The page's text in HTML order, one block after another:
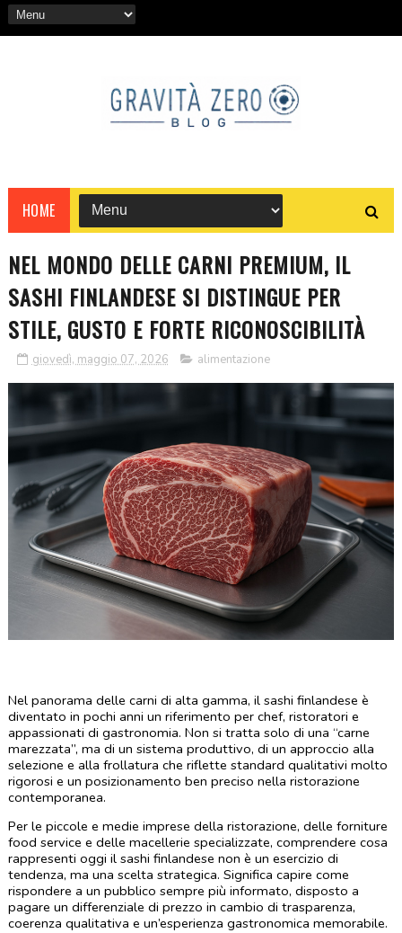
HOME
NEL MONDO DELLE CARNI PREMIUM, IL
SASHI FINLANDESE SI DISTINGUE PER
STILE, GUSTO E FORTE RICONOSCIBILITÀ
giovedì, maggio 07, 2026 alimentazione
Nel panorama delle carni di alta gamma, il sashi finlandese è
diventato in pochi anni un riferimento per chef, ristoratori e
appassionati di gastronomia. Non si tratta solo di una “carne
marezzata”, ma di un sistema produttivo, di un approccio alla
selezione e alla frollatura che riflette standard qualitativi molto
rigorosi e un posizionamento ben preciso nella ristorazione
contemporanea.
Per le piccole e medie imprese della ristorazione, delle forniture
food service e delle macellerie specializzate, comprendere cosa
rappresenti oggi il sashi finlandese non è un esercizio di
tendenza, ma una scelta strategica. Significa capire come
rispondere a un pubblico sempre più informato, disposto a
pagare un differenziale di prezzo in cambio di trasparenza,
coerenza qualitativa e un’esperienza gastronomica memorabile.